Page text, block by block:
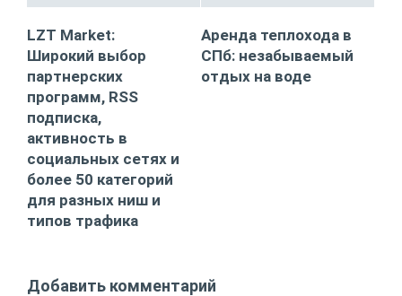
LZT Market:
Широкий выбор
партнерских
программ, RSS
подписка,
активность в
социальных сетях и
более 50 категорий
для разных ниш и
типов трафика
Аренда теплохода в
СПб: незабываемый
отдых на воде
Добавить комментарий